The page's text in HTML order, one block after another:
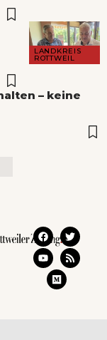
LANDKREIS
ROTTWEIL
– keine